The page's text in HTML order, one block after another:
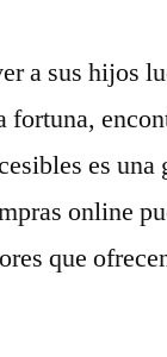
a sus hijos
fortuna,
es
online
que